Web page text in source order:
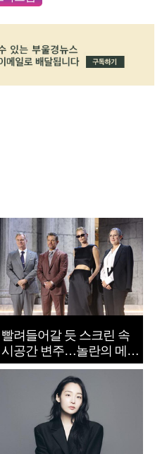
빨려들어갈 듯 스크린 속
시공간 변주…놀란의 메시
지는 ‘전쟁 속죄’